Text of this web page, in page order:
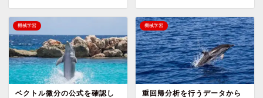
機械学習
ベクトル微分の公式を確認し
機械学習
重回帰分析を行うデータから